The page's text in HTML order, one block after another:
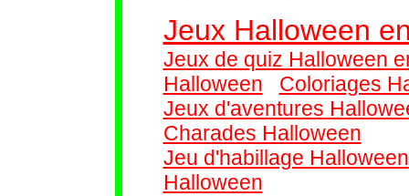
Jeux Halloween
Jeux de quiz Halloween
Halloween
Coloriages
Jeux d'aventures
Charades Halloween
Jeu d'habillage Halloween
Halloween